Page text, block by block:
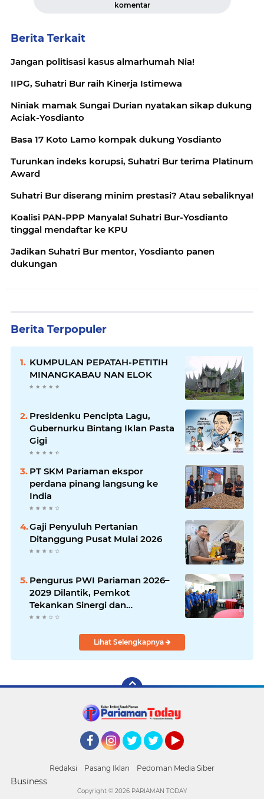
komentar
Berita Terkait
Jangan politisasi kasus almarhumah Nia!
IIPG, Suhatri Bur raih Kinerja Istimewa
Niniak mamak Sungai Durian nyatakan sikap dukung
Aciak-Yosdianto
Basa 17 Koto Lamo kompak dukung Yosdianto
Turunkan indeks korupsi, Suhatri Bur terima Platinum
Award
Suhatri Bur diserang minim prestasi? Atau sebaliknya!
Koalisi PAN-PPP Manyala! Suhatri Bur-Yosdianto
tinggal mendaftar ke KPU
Jadikan Suhatri Bur mentor, Yosdianto panen
dukungan
Berita Terpopuler
KUMPULAN PEPATAH-PETITIH
MINANGKABAU NAN ELOK
Presidenku Pencipta Lagu,
Gubernurku Bintang Iklan Pasta
Gigi
PT SKM Pariaman ekspor
perdana pinang langsung ke
India
Gaji Penyuluh Pertanian
Ditanggung Pusat Mulai 2026
Pengurus PWI Pariaman 2026–
2029 Dilantik, Pemkot
Tekankan Sinergi dan
Profesionalisme Pers
Lihat Selengkapnya
Redaksi Pasang Iklan Pedoman Media Siber
Business
Copyright © 2026 PARIAMAN TODAY